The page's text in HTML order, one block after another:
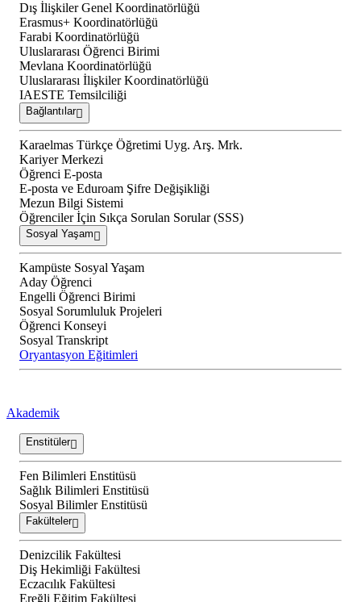
Dış İlişkiler Genel Koordinatörlüğü
Erasmus+ Koordinatörlüğü
Farabi Koordinatörlüğü
Uluslararası Öğrenci Birimi
Mevlana Koordinatörlüğü
Uluslararası İlişkiler Koordinatörlüğü
IAESTE Temsilciliği
Bağlantılar
Karaelmas Türkçe Öğretimi Uyg. Arş. Mrk.
Kariyer Merkezi
Öğrenci E-posta
E-posta ve Eduroam Şifre Değişikliği
Mezun Bilgi Sistemi
Öğrenciler İçin Sıkça Sorulan Sorular (SSS)
Sosyal Yaşam
Kampüste Sosyal Yaşam
Aday Öğrenci
Engelli Öğrenci Birimi
Sosyal Sorumluluk Projeleri
Öğrenci Konseyi
Sosyal Transkript
Oryantasyon Eğitimleri
Akademik
Enstitüler
Fen Bilimleri Enstitüsü
Sağlık Bilimleri Enstitüsü
Sosyal Bilimler Enstitüsü
Fakülteler
Denizcilik Fakültesi
Diş Hekimliği Fakültesi
Eczacılık Fakültesi
Ereğli Eğitim Fakültesi